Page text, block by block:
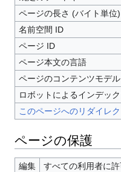
ページの長さ (バイト単位)
名前空間 ID
ページ ID
ページ本文の言語
ページのコンテンツモデル
ロボットによるインデッ
このページへのリダイレ
ページの保護
編集
すべての利用者に